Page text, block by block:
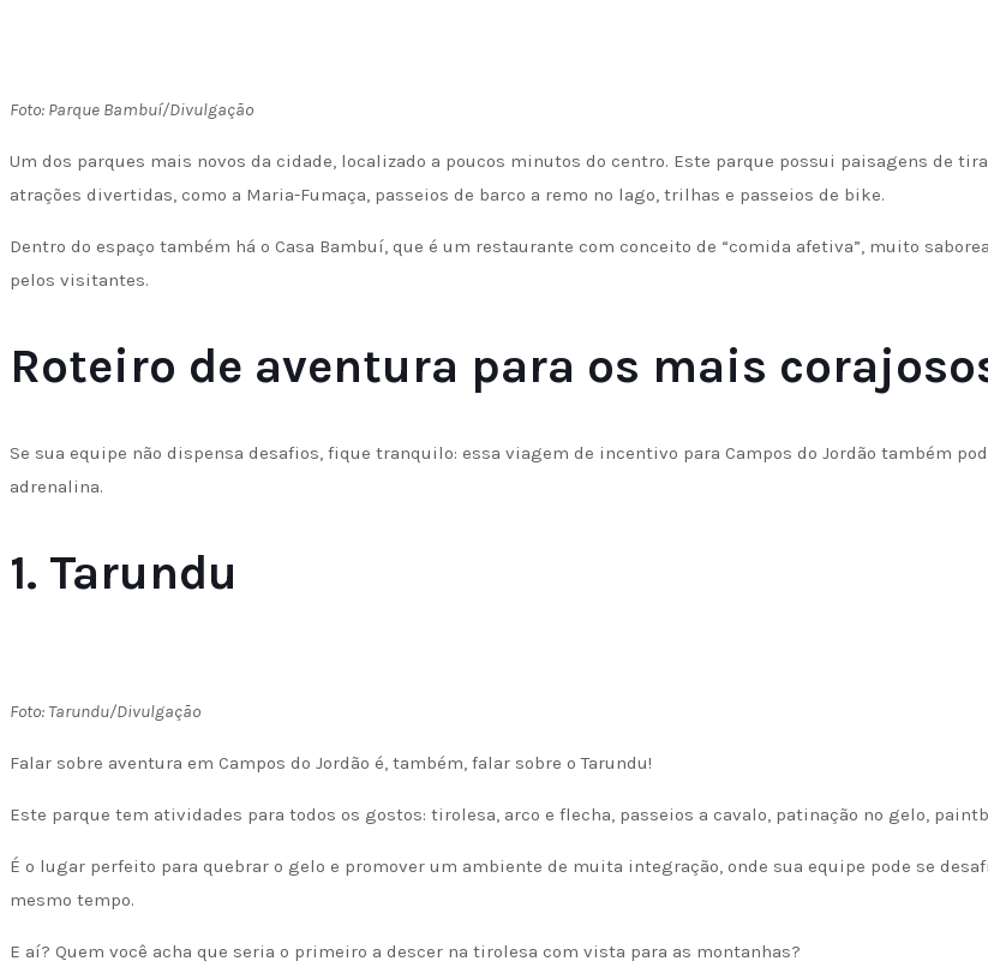
Foto: Parque Bambuí/Divulgação
Um dos parques mais novos da cidade, localizado a poucos minutos do centro. Este parque possui paisagens de
atrações divertidas, como a Maria-Fumaça, passeios de barco a remo no lago, trilhas e passeios de bike.
Dentro do espaço também há o Casa Bambuí, que é um restaurante com conceito de “comida afetiva”, muito
pelos visitantes.
Roteiro de aventura para os mais
Se sua equipe não dispensa desafios, fique tranquilo: essa viagem de incentivo para Campos do Jordão também
adrenalina.
1. Tarundu
Foto: Tarundu/Divulgação
Falar sobre aventura em Campos do Jordão é, também, falar sobre o Tarundu!
Este parque tem atividades para todos os gostos: tirolesa, arco e flecha, passeios a cavalo, patinação no gelo,
É o lugar perfeito para quebrar o gelo e promover um ambiente de muita integração, onde sua equipe pode se
mesmo tempo.
E aí? Quem você acha que seria o primeiro a descer na tirolesa com vista para as montanhas?